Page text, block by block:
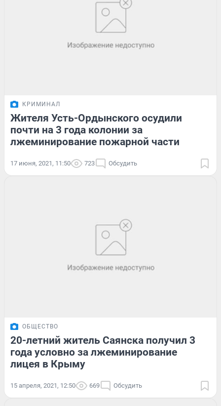
КРИМИНАЛ
Жителя Усть-Ордынского осудили
почти на 3 года колонии за
лжеминирование пожарной части
17 июня, 2021, 11:50 723 Обсудить
ОБЩЕСТВО
20-летний житель Саянска получил 3
года условно за лжеминирование
лицея в Крыму
15 апреля, 2021, 12:50 669 Обсудить